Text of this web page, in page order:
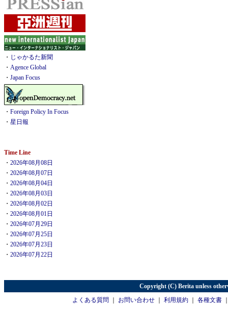
・ じゃかるた新聞
・ Agence Global
・ Japan Focus
・ Foreign Policy In Focus
・ 星日報
Time Line
・ 2026年08月08日
・ 2026年08月07日
・ 2026年08月04日
・ 2026年08月03日
・ 2026年08月02日
・ 2026年08月01日
・ 2026年07月29日
・ 2026年07月25日
・ 2026年07月23日
・ 2026年07月22日
Copyright (C) Berita unless
よくある質問
お問い合わせ 利用規約 各種文書